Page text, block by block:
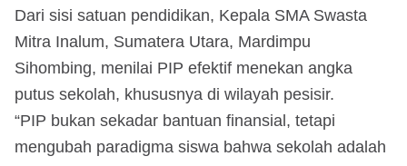
Dari sisi satuan pendidikan, Kepala SMA Swasta
Mitra Inalum, Sumatera Utara, Mardimpu
Sihombing, menilai PIP efektif menekan angka
putus sekolah, khususnya di wilayah pesisir.
“PIP bukan sekadar bantuan finansial, tetapi
mengubah paradigma siswa bahwa sekolah adalah